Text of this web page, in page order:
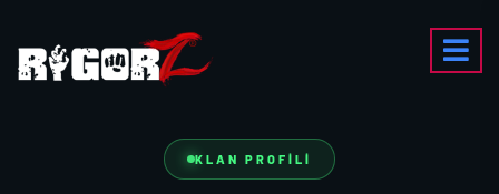
KLAN PROFILI